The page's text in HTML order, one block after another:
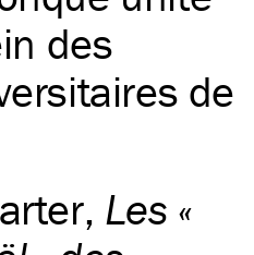
des
de
, Les «